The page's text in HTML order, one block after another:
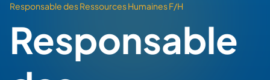
Responsable des Ressources Humaines F/H
Responsable